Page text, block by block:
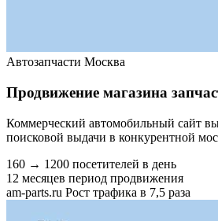
Автозапчасти Москва
Продвижение магазина
Коммерческий автомобильный сайт
поисковой выдачи в конкурентной
160 → 1200 посетителей в день
12 месяцев период продвижения
am-parts.ru Рост трафика в 7,5 раза